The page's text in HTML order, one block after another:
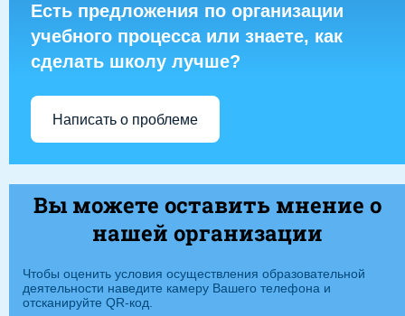
Есть предложения по организации
учебного процесса или знаете, как
сделать школу лучше?
Написать о проблеме
Вы можете оставить мнение о
нашей организации
Чтобы оценить условия осуществления образовательной
деятельности наведите камеру Вашего телефона и
отсканируйте QR-код.